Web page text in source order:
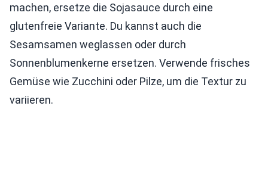
machen, ersetze die Sojasauce durch eine
glutenfreie Variante. Du kannst auch die
Sesamsamen weglassen oder durch
Sonnenblumenkerne ersetzen. Verwende frisches
Gemüse wie Zucchini oder Pilze, um die Textur zu
variieren.